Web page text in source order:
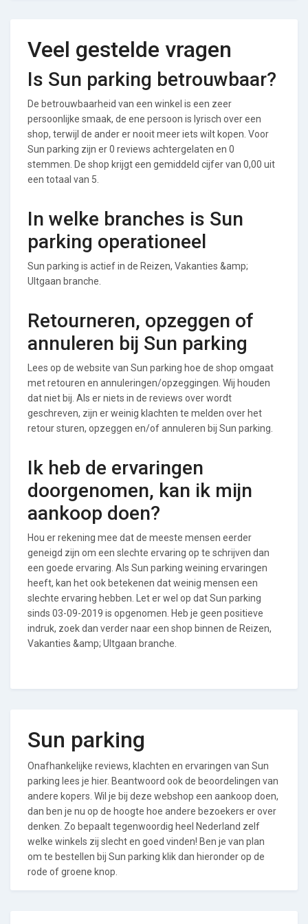
Veel gestelde vragen
Is Sun parking betrouwbaar?
De betrouwbaarheid van een winkel is een zeer
persoonlijke smaak, de ene persoon is lyrisch over een
shop, terwijl de ander er nooit meer iets wilt kopen. Voor
Sun parking zijn er 0 reviews achtergelaten en 0
stemmen. De shop krijgt een gemiddeld cijfer van 0,00 uit
een totaal van 5.
In welke branches is Sun
parking operationeel
Sun parking is actief in de Reizen, Vakanties &amp;
UItgaan branche.
Retourneren, opzeggen of
annuleren bij Sun parking
Lees op de website van Sun parking hoe de shop omgaat
met retouren en annuleringen/opzeggingen. Wij houden
dat niet bij. Als er niets in de reviews over wordt
geschreven, zijn er weinig klachten te melden over het
retour sturen, opzeggen en/of annuleren bij Sun parking.
Ik heb de ervaringen
doorgenomen, kan ik mijn
aankoop doen?
Hou er rekening mee dat de meeste mensen eerder
geneigd zijn om een slechte ervaring op te schrijven dan
een goede ervaring. Als Sun parking weining ervaringen
heeft, kan het ook betekenen dat weinig mensen een
slechte ervaring hebben. Let er wel op dat Sun parking
sinds 03-09-2019 is opgenomen. Heb je geen positieve
indruk, zoek dan verder naar een shop binnen de Reizen,
Vakanties &amp; UItgaan branche.
Sun parking
Onafhankelijke reviews, klachten en ervaringen van Sun
parking lees je hier. Beantwoord ook de beoordelingen van
andere kopers. Wil je bij deze webshop een aankoop doen,
dan ben je nu op de hoogte hoe andere bezoekers er over
denken. Zo bepaalt tegenwoordig heel Nederland zelf
welke winkels zij slecht en goed vinden! Ben je van plan
om te bestellen bij Sun parking klik dan hieronder op de
rode of groene knop.